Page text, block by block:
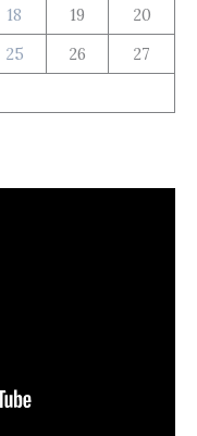
18 19
20
25 26
27